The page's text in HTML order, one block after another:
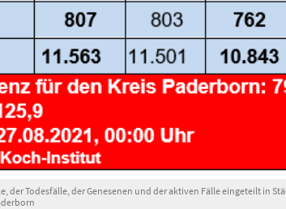
der Todesfälle, der Genesenen und der aktiven Fälle eingeteilt in